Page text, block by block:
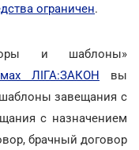
ограничен.
и шаблоны»
ЛІГА:ЗАКОН вы
завещания с
с назначением
брачный договор